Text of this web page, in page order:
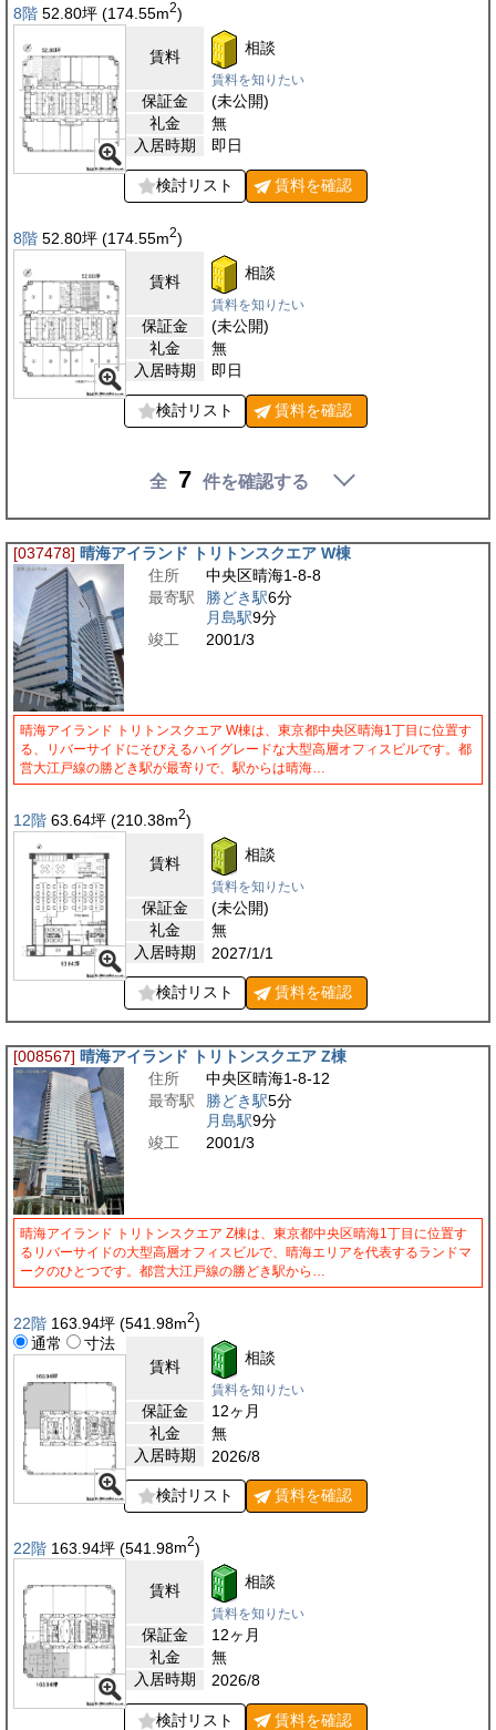
8階 52.80坪 (174.55m2)
賃料 相談
賃料を知りたい
保証金
(未公開)
礼金
無
入居時期
即日
検討リスト 賃料を確認
8階 52.80坪 (174.55m2)
賃料 相談
賃料を知りたい
保証金
(未公開)
礼金
無
入居時期
即日
検討リスト 賃料を確認
全 7 件を確認する
[037478] 晴海アイランド トリトンスクエア W棟
住所
中央区晴海1-8-8
最寄駅
勝どき駅6分
月島駅9分
竣工
2001/3
晴海アイランド トリトンスクエア W棟は、東京都中央区晴海1丁目に位置す
る、リバーサイドにそびえるハイグレードな大型高層オフィスビルです。都
営大江戸線の勝どき駅が最寄りで、駅からは晴海…
12階 63.64坪 (210.38m2)
賃料 相談
賃料を知りたい
保証金
(未公開)
礼金
無
入居時期
2027/1/1
検討リスト 賃料を確認
[008567] 晴海アイランド トリトンスクエア Z棟
住所
中央区晴海1-8-12
最寄駅
勝どき駅5分
月島駅9分
竣工
2001/3
晴海アイランド トリトンスクエア Z棟は、東京都中央区晴海1丁目に位置す
るリバーサイドの大型高層オフィスビルで、晴海エリアを代表するランドマ
ークのひとつです。都営大江戸線の勝どき駅から…
22階 163.94坪 (541.98m2)
通常
寸法
賃料
相談
賃料を知りたい
保証金
12ヶ月
礼金
無
入居時期
2026/8
検討リスト 賃料を確認
22階 163.94坪 (541.98m2)
賃料 相談
賃料を知りたい
保証金
12ヶ月
礼金
無
入居時期
2026/8
検討リスト 賃料を確認